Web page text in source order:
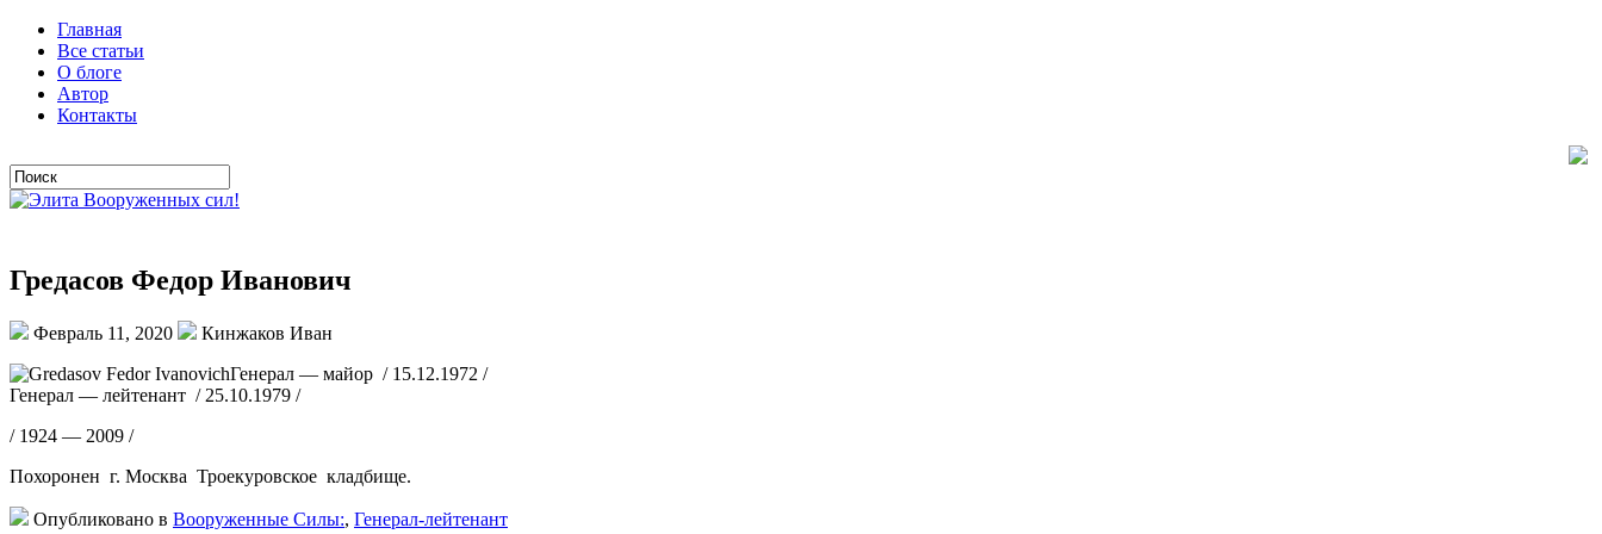
Главная
Все статьи
О блоге
Автор
Контакты
Гредасов Федор Иванович
Февраль 11, 2020
Кинжаков Иван
Генерал — майор / 15.12.1972 /
Генерал — лейтенант / 25.10.1979 /
/ 1924 — 2009 /
Похоронен г. Москва Троекуровское кладбище.
Опубликовано в Вооруженные Силы:, Генерал-лейтенант